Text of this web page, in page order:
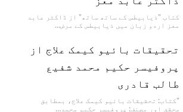
کتاب "ذیابیطس کے ساتھ ساتھ" از ڈاکٹر عابد
معز اردو زبان میں ذیابیطس کے مرض…
تحقیقات بائیو کیمک علاج از
پروفیسر حکیم محمد شفیع
طالب قادری
"کتاب: تحقیقات بائیو کیمک علاج، بمطابق
محقق اور مصنف: پروفیسر حکیم محمد…